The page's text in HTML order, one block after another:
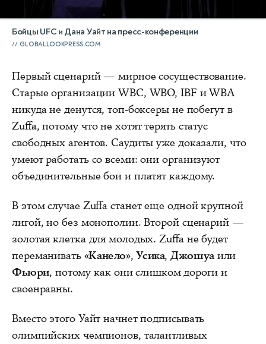
Бойцы UFC и Дана Уайт на пресс-конференции
GLOBALLOOKPRESS.COM
Первый сценарий — мирное сосуществование.
Старые организации WBC, WBO, IBF и WBA
никуда не денутся, топ-боксеры не побегут в
Zuffa, потому что не хотят терять статус
свободных агентов. Саудиты уже доказали, что
умеют работать со всеми: они организуют
объединительные бои и платят каждому.
В этом случае Zuffa станет еще одной крупной
лигой, но без монополии. Второй сценарий —
золотая клетка для молодых. Zuffa не будет
переманивать «Канело»,Усика,Джошуаили
Фьюри, потому как они слишком дороги и
своенравны.
Вместо этого Уайт начнет подписывать
олимпийских чемпионов, талантливых